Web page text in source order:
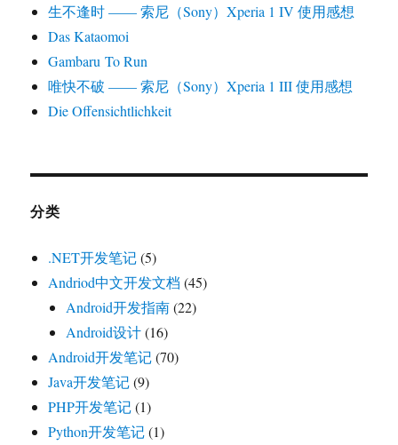
生不逢时 —— 索尼（Sony）Xperia 1 IV 使用感想
Das Kataomoi
Gambaru To Run
唯快不破 —— 索尼（Sony）Xperia 1 III 使用感想
Die Offensichtlichkeit
分类
.NET开发笔记(5)
Andriod中文开发文档 (45)
Android开发指南(22)
Android设计(16)
Android开发笔记(70)
Java开发笔记(9)
PHP开发笔记(1)
Python开发笔记(1)